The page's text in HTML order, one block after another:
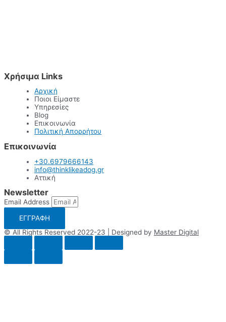
Χρήσιμα Links
Αρχική
Ποιοι Είμαστε
Υπηρεσίες
Blog
Επικοινωνία
Πολιτική Απορρήτου
Επικοινωνία
+30.6979666143
info@thinklikeadog.gr
Αττική
Newsletter
Email Address
ΕΓΓΡΑΦΗ
© All Rights Reserved 2022-23 | Designed by Master Digital